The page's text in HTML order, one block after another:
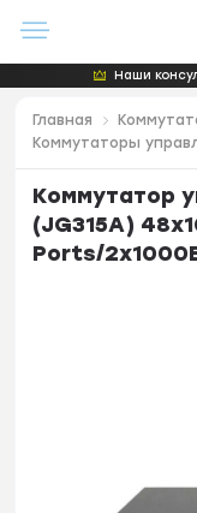
Наши
Главная
Коммутаторы
Коммутатор
(JG315A)
Ports/